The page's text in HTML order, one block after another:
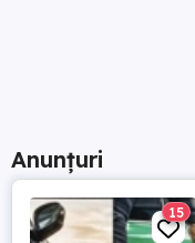
Anunțuri
15